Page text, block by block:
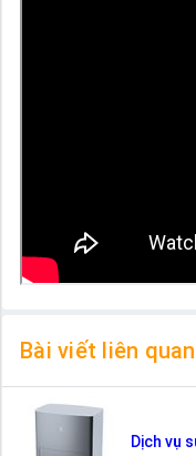
Bài viết liên quan
Dịch vụ